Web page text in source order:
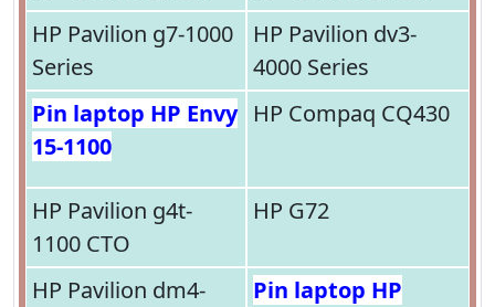
HP Pavilion g7-1000
Series
HP Pavilion dv3-
4000 Series
Pin laptop HP Envy
15-1100
HP Compaq CQ430
HP Pavilion g4t-
1100 CTO
HP G72
HP Pavilion dm4-
Pin laptop HP